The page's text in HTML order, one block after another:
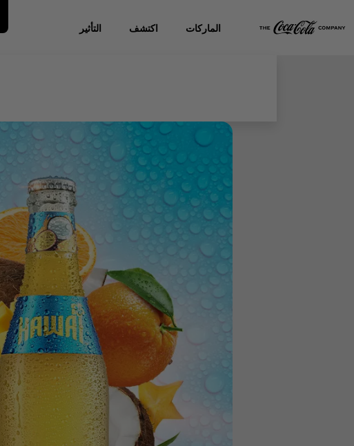
الماركات اكتشف التأثير